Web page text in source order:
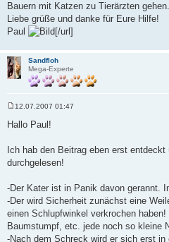
Bauern mit Katzen zu Tierärzten
Liebe grüße und danke für Eure Hilfe!
Paul
[/url]
Sandfloh
Mega-Experte
e
i
r
a
g
12.07.2007 01:47
Hallo Paul!
Ich hab den Beitrag eben erst
durchgelesen!
-Der Kater ist in Panik davon gerannt.
-Der wird Sicherheit zunächst eine
einen Schlupfwinkel verkrochen
Baumstumpf, etc. jede noch so kleine
-Nach dem Schreck wird er sich erst in